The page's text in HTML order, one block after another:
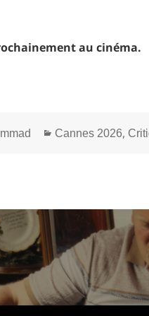
au cinéma.
Catégories
Cannes 2026,